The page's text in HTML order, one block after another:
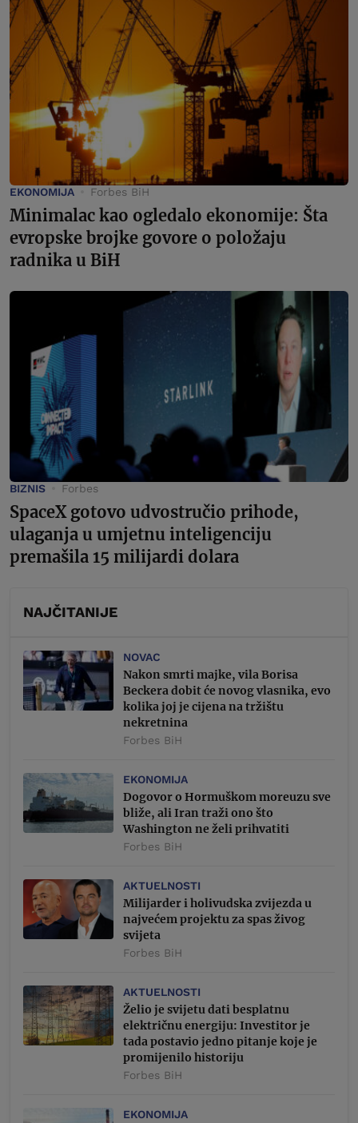
EKONOMIJA Forbes BiH
Minimalac kao ogledalo ekonomije: Šta
evropske brojke govore o položaju
radnika u BiH
BIZNIS Forbes
SpaceX gotovo udvostručio prihode,
ulaganja u umjetnu inteligenciju
premašila 15 milijardi dolara
NAJČITANIJE
NOVAC
Nakon smrti majke, vila Borisa
Beckera dobit će novog vlasnika, evo
kolika joj je cijena na tržištu
nekretnina
Forbes BiH
EKONOMIJA
Dogovor o Hormuškom moreuzu sve
bliže, ali Iran traži ono što
Washington ne želi prihvatiti
Forbes BiH
AKTUELNOSTI
Milijarder i holivudska zvijezda u
najvećem projektu za spas živog
svijeta
Forbes BiH
AKTUELNOSTI
Želio je svijetu dati besplatnu
električnu energiju: Investitor je
tada postavio jedno pitanje koje je
promijenilo historiju
Forbes BiH
EKONOMIJA